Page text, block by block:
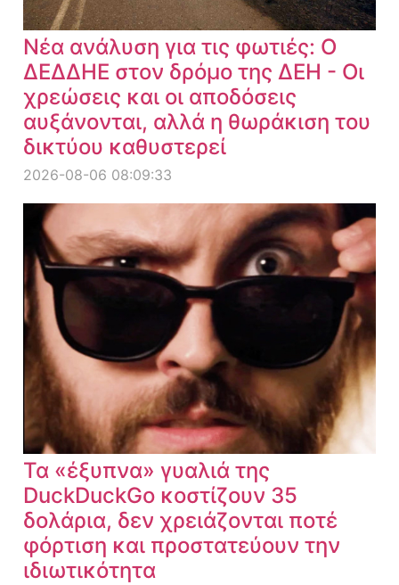
Νέα ανάλυση για τις φωτιές: Ο
ΔΕΔΔΗΕ στον δρόμο της ΔΕΗ - Οι
χρεώσεις και οι αποδόσεις
αυξάνονται, αλλά η θωράκιση του
δικτύου καθυστερεί
2026-08-06 08:09:33
Τα «έξυπνα» γυαλιά της
DuckDuckGo κοστίζουν 35
δολάρια, δεν χρειάζονται ποτέ
φόρτιση και προστατεύουν την
ιδιωτικότητα